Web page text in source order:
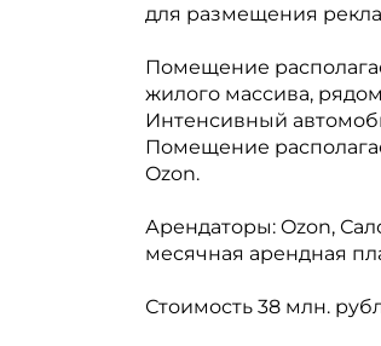
для размещения
Помещение
жилого массива,
Интенсивный
Помещение
Ozon.
Арендаторы: Ozon,
месячная арендная
Стоимость 38 млн.